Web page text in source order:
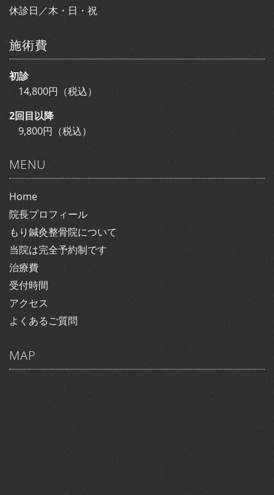
休診日／木・日・祝
施術費
初診
14,800円（税込）
2回目以降
9,800円（税込）
MENU
Home
院長プロフィール
もり鍼灸整骨院について
当院は完全予約制です
治療費
受付時間
アクセス
よくあるご質問
MAP